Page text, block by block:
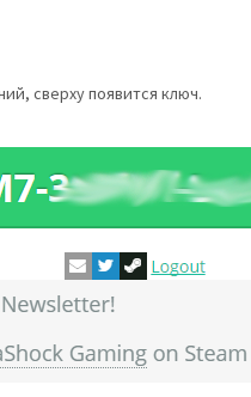
сверху появится ключ.